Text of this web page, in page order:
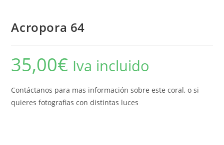
Acropora 64
35,00€ Iva incluido
Contáctanos para mas información sobre este coral, o si
quieres fotografias con distintas luces